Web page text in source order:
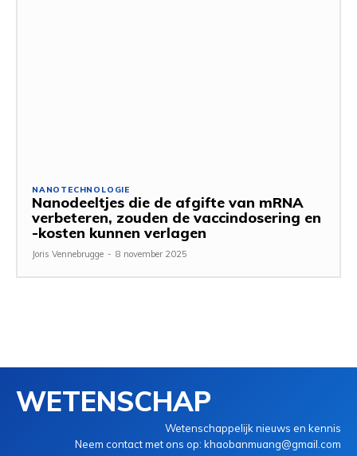
NANOTECHNOLOGIE
Nanodeeltjes die de afgifte van mRNA
verbeteren, zouden de vaccindosering en
-kosten kunnen verlagen
Joris Vennebrugge - 8 november 2025
WETENSCHAP
Wetenschappelijk nieuws en kennis
Neem contact met ons op: khaobanmuang@gmail.com